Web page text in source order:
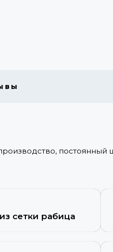
постоянный
сетки рабица